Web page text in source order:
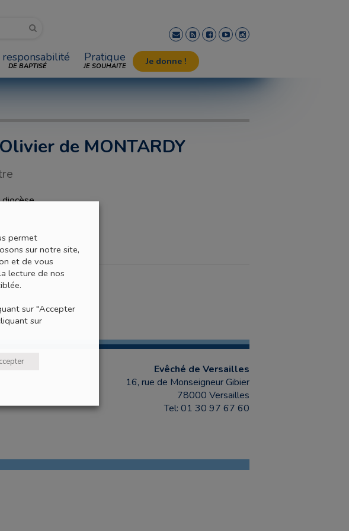
responsabilité
DE BAPTISÉ
Pratique
JE SOUHAITE Je donne !
de MONTARDY
Evêché de Versailles
16, rue de Monseigneur Gibier
78000 Versailles
Tel: 01 30 97 67 60
permet
sur notre site,
et de vous
lecture de nos
sur "Accepter
sur